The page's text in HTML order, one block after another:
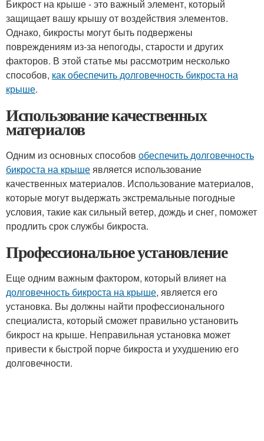
Бикрост на крыше - это важный элемент, который
защищает вашу крышу от воздействия элементов.
Однако, бикросты могут быть подвержены
повреждениям из-за непогоды, старости и других
факторов. В этой статье мы рассмотрим несколько
способов, как обеспечить долговечность бикроста на
крыше.
Использование качественных
материалов
Одним из основных способов обеспечить долговечность
бикроста на крышеявляется использование
качественных материалов. Использование материалов,
которые могут выдержать экстремальные погодные
условия, такие как сильный ветер, дождь и снег, поможет
продлить срок службы бикроста.
Профессиональное установление
Еще одним важным фактором, который влияет на
долговечность бикроста на крыше, является его
установка. Вы должны найти профессионального
специалиста, который сможет правильно установить
бикрост на крыше. Неправильная установка может
привести к быстрой порче бикроста и ухудшению его
долговечности.